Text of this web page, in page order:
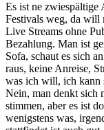
Es ist ne zwiespältige
Festivals weg, da will
Live Streams ohne
Bezahlung. Man ist
Sofa, schaut es sich
raus, keine Anreise,
was ich will, ich kann
Nein, man denkt sich
stimmen, aber es ist
wenigstens was,